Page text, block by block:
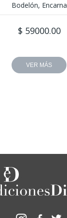
Bodelón, Encarna
$ 59000.00
VER MÁS